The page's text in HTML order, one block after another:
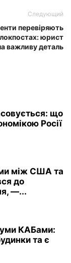
Следующий
перевіряють
юрист
важливу деталь
що
Росії
між США та
до
—...
КАБами:
та є